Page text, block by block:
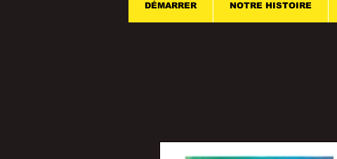
DÉMARRER NOTRE HISTOIRE